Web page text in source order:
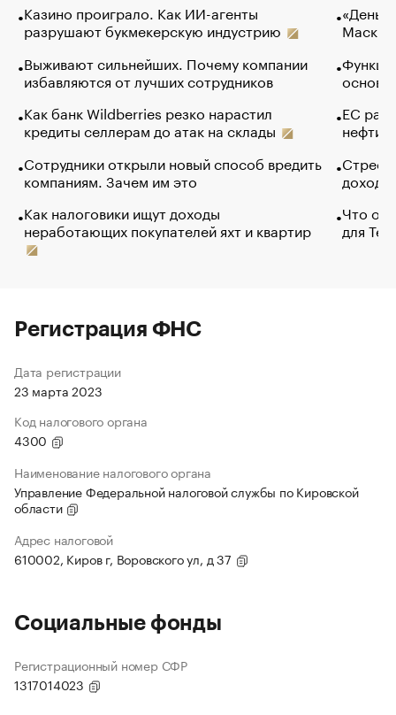
Казино проиграло. Как ИИ-агенты
разрушают букмекерскую индустрию
Выживают сильнейших. Почему компании
избавляются от лучших сотрудников
Как банк Wildberries резко нарастил
кредиты селлерам до атак на склады
Сотрудники открыли новый способ вредить
компаниям. Зачем им это
Как налоговики ищут доходы
неработающих покупателей яхт и квартир
Маск в
основ
ЕС
нефти
Что
для
Регистрация ФНС
Дата регистрации
23 марта 2023
Код налогового органа
4300
Наименование налогового органа
Управление Федеральной налоговой службы по Кировской
области
Адрес налоговой
610002, Киров г, Воровского ул, д 37
Социальные фонды
Регистрационный номер СФР
1317014023